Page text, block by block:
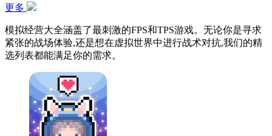
更多
模拟经营大全涵盖了最刺激的FPS和TPS游戏。无论你是寻求
紧张的战场体验,还是想在虚拟世界中进行战术对抗,我们的精
选列表都能满足你的需求。